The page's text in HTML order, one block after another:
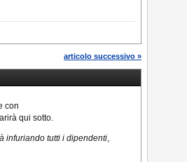
articolo successivo »
con
qui sotto.
infuriando tutti i dipendenti